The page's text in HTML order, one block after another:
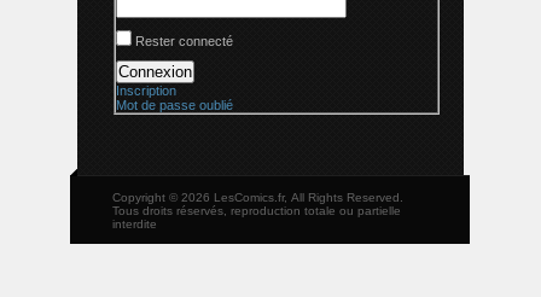
Rester connecté
Connexion
Inscription
Mot de passe oublié
Copyright © 2026 LesComics.fr, All Rights Reserved.
Tous droits réservés, reproduction totale ou partielle
interdite